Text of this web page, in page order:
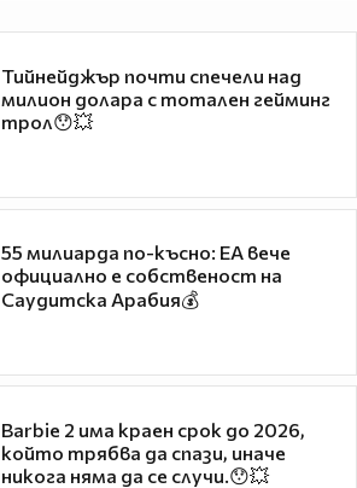
Тийнейджър почти спечели над
милион долара с тотален гейминг
трол😯💥
55 милиарда по-късно: EA вече
официално е собственост на
Саудитска Арабия💰
Barbie 2 има краен срок до 2026,
който трябва да спази, иначе
никога няма да се случи.😯💥